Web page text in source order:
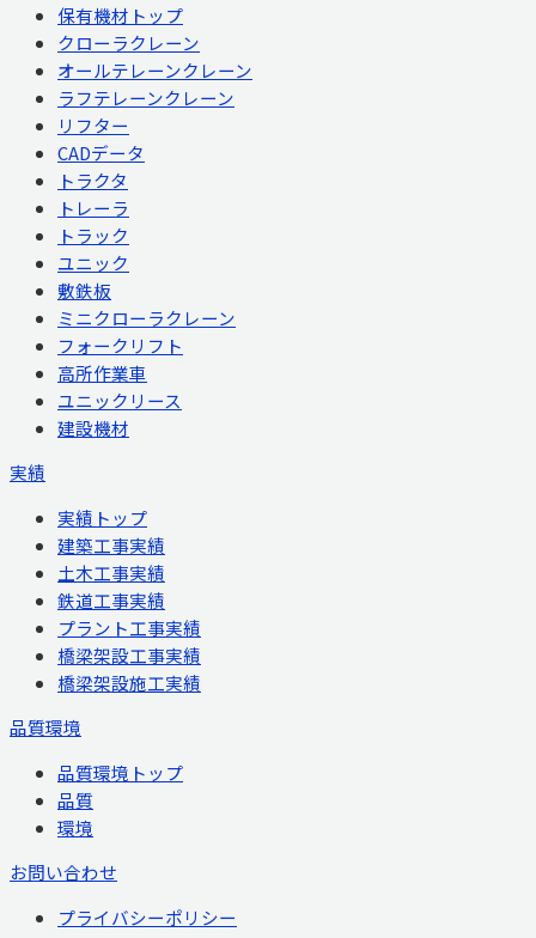
保有機材トップ
クローラクレーン
オールテレーンクレーン
ラフテレーンクレーン
リフター
CADデータ
トラクタ
トレーラ
トラック
ユニック
敷鉄板
ミニクローラクレーン
フォークリフト
高所作業車
ユニックリース
建設機材
実績
実績トップ
建築工事実績
土木工事実績
鉄道工事実績
プラント工事実績
橋梁架設工事実績
橋梁架設施工実績
品質環境
品質環境トップ
品質
環境
お問い合わせ
プライバシーポリシー